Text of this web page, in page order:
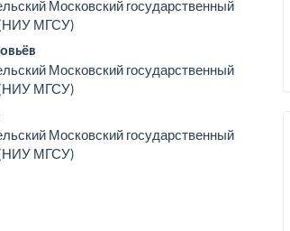
Московский государственный
(НИУ МГСУ)
Московский государственный
(НИУ МГСУ)
Московский государственный
(НИУ МГСУ)